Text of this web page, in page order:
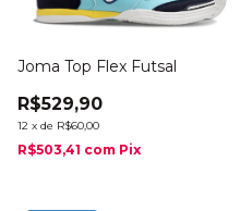
Joma Top Flex Futsal
R$529,90
12 x de R$60,00
R$503,41 com Pix